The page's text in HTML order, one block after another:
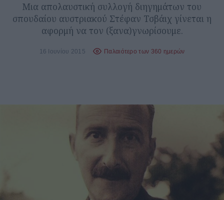
Μια απολαυστική συλλογή διηγημάτων του
σπουδαίου αυστριακού Στέφαν Τσβάιχ γίνεται η
αφορμή να τον (ξανα)γνωρίσουμε.
16 Ιουνίου 2015 Παλαιότερο των 360 ημερών